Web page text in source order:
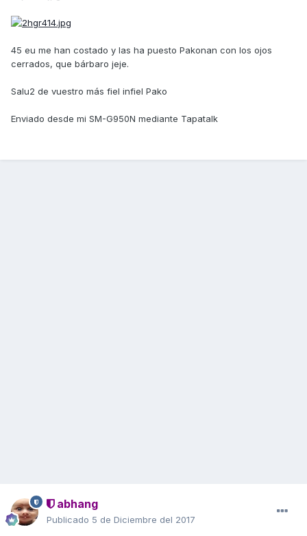
45 eu me han costado y las ha puesto Pakonan con los ojos
cerrados, que bárbaro jeje.
Salu2 de vuestro más fiel infiel Pako
Enviado desde mi SM-G950N mediante Tapatalk
abhang
Publicado 5 de Diciembre del 2017